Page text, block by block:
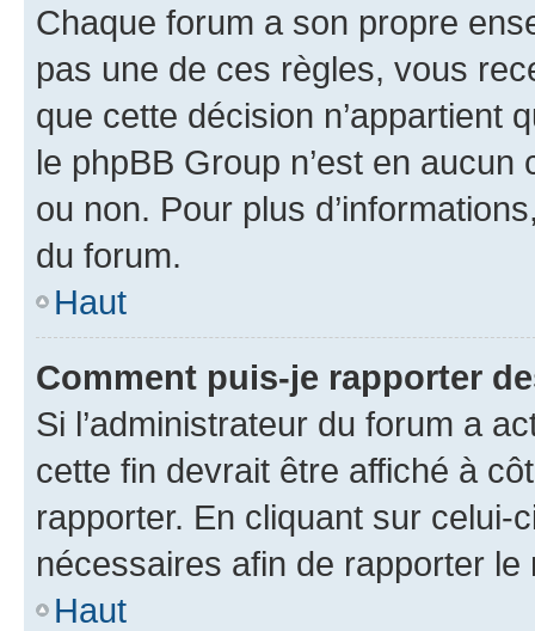
Chaque forum a son propre
pas une de ces règles, vous
que cette décision n’appartient
le phpBB Group n’est en
ou non. Pour plus
du forum.
Haut
Comment puis-je rapporter
Si l’administrateur du forum a
cette fin devrait être affiché à
rapporter. En cliquant sur
nécessaires afin de rapporter le
Haut